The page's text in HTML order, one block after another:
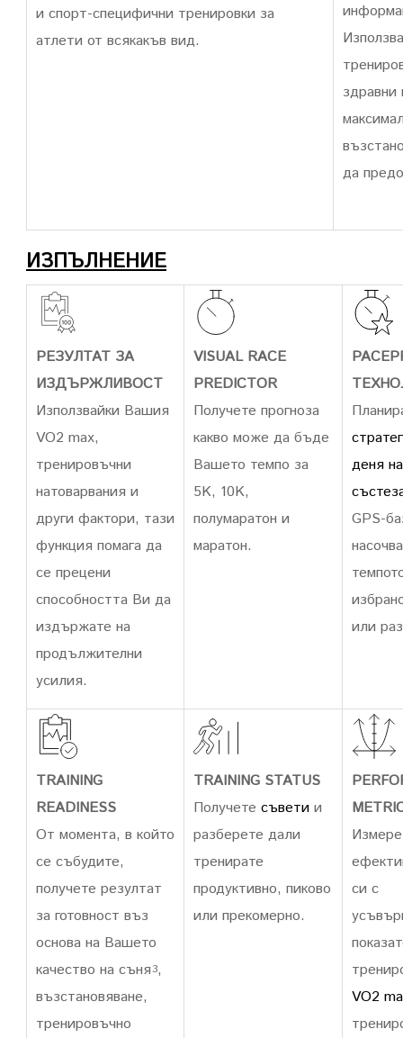
и спорт-специфични тренировки за
атлети от всякакъв вид.
здравни
да
ИЗПЪЛНЕНИЕ
РЕЗУЛТАТ ЗА
ИЗДЪРЖЛИВОСТ
Използвайки Вашия
VO2 max,
тренировъчни
натоварвания и
други фактори, тази
функция помага да
се прецени
способността Ви да
издържате на
продължителни
усилия.
VISUAL RACE
PREDICTOR
Получете прогноза
какво може да бъде
Вашето темпо за
5K, 10K,
полумаратон и
маратон.
деня на
GPS-
или
TRAINING
READINESS
От момента, в който
се събудите,
получете резултат
за готовност въз
основа на Вашето
качество на съня3,
възстановяване,
тренировъчно
TRAINING STATUS
Получете съвети и
разберете дали
тренирате
продуктивно, пиково
или прекомерно.
си с
VO2